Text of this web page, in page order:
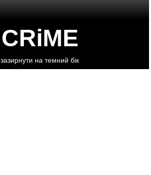
CRiME
зазирнути на темний бік